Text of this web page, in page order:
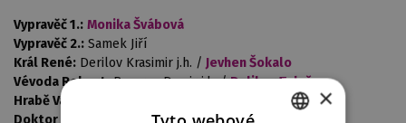
Vypravěč 1.: Monika Švábová
Vypravěč 2.: Samek Jiří
Král René: Derilov Krasimir j.h. / Jevhen Šokalo
Vévoda Robert: Basyrov Damir j.h. /Dalibor Tolaš
Hrabě Vaudémont:
/ Strnad Petr×